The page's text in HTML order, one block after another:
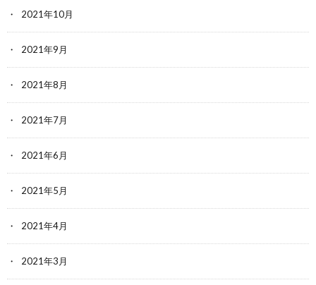
2021年10月
2021年9月
2021年8月
2021年7月
2021年6月
2021年5月
2021年4月
2021年3月